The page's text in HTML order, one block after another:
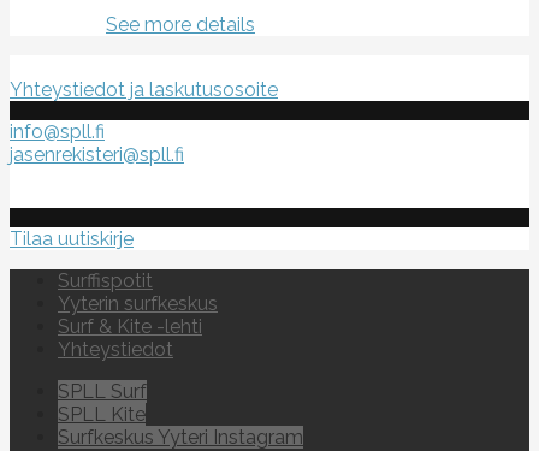
See more details
Yhteystiedot ja laskutusosoite
info@spll.fi
jasenrekisteri@spll.fi
Tilaa uutiskirje
Surffispotit
Yyterin surfkeskus
Surf & Kite -lehti
Yhteystiedot
SPLL Surf
SPLL Kite
Surfkeskus Yyteri Instagram